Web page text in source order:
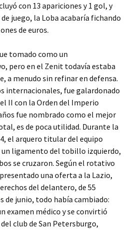
con 13 apariciones y 1 gol, y
juego, la Loba acabaría fichando
de euros.
tomado como un
pero en el Zenit todavía estaba
a menudo sin refinar en defensa.
internacionales, fue galardonado
II con la Orden del Imperio
fue nombrado como el mejor
es de poca utilidad. Durante la
el arquero titular del equipo
ligamento del tobillo izquierdo,
se cruzaron. Según el rotativo
una oferta a la Lazio,
del delantero, de 55
de junio, todo había cambiado:
examen médico y se convirtió
club de San Petersburgo,